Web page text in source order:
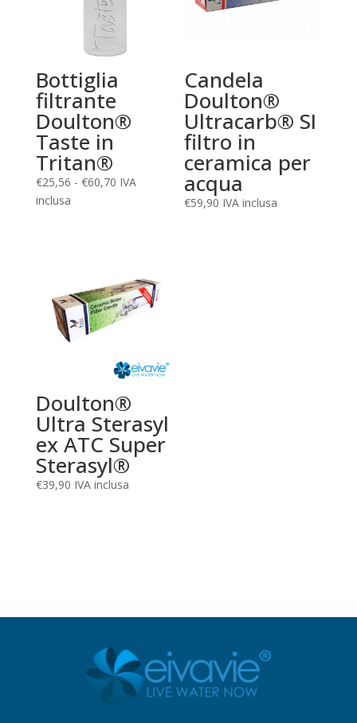
Bottiglia
filtrante
Doulton®
Taste in
Tritan®
€25,56 - €60,70Fascia
€60,70
IVA
inclusa
Candela
Doulton®
Ultracarb® SI
filtro in
ceramica per
acqua
€59,90 IVA inclusa
Doulton®
Ultra Sterasyl
ex ATC Super
Sterasyl®
€39,90 IVA inclusa